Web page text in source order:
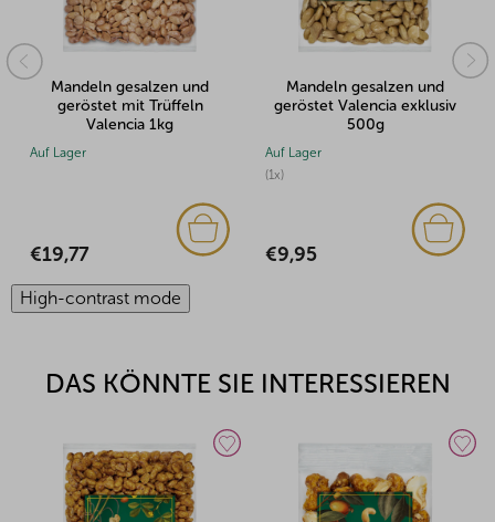
Mandeln gesalzen und
geröstet Valencia exklusiv
500g
€9,95
Mandeln gesalzen
geröstet mit Chili
High-contrast mode
DAS KÖNNTE SIE INTERESSIEREN